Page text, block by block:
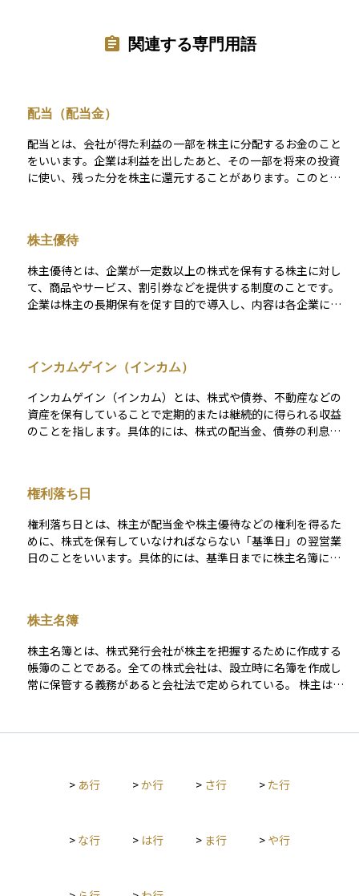
関連する専門用語
配当（配当金）
配当とは、会社が得た利益の一部を株主に分配するお金のこと
をいいます。企業は利益を出したあと、その一部を将来の投資
に使い、残った分を株主に還元することがあります。このとき
期は異なります。配当は企業からの「お礼」のようなもので、
株を長く持ち続ける理由の一つになることがあります。
株主優待
株主優待とは、企業が一定数以上の株式を保有する株主に対し
て、商品やサービス、割引券などを提供する制度のことです。
企業は株主の長期保有を促す目的で導入し、内容は各企業によ
インカムゲイン（インカム）
インカムゲイン（インカム）とは、株式や債券、不動産などの
資産を保有していることで定期的または継続的に得られる収益
のことを指します。具体的には、株式の配当金、債券の利息、
ンを重視する投資では、安定したキャッシュフローを得られる
ことが大きな魅力となります。例えば、株式の配当金は企業の
利益から支払われますが、企業の業績や配当方針に応じて増減
があるため、定期的なチェックが必要です。債券の利息は発行
体の信用力や金利情勢に大きく左右され、金利が上昇すると既
がかさんだりするリスクがあるほか、売却時の価格も景気や立
す。 これらのリスクを考慮する一方で、インカムゲインには安
定性というメリットがあります。資産を保有しているだけでも
定期的に資金が手に入り、再投資や生活費に回すことで資産形
定の収入を得られる可能性があるため、心理的な安心感につな
発行体の信用リスクや価格変動リスクが高まるケースも考えら
利上昇リスクが存在します。不動産投資では物件管理の手間や
権利落ち日
権利落ち日とは、株主が配当金や株主優待などの権利を得るた
めに、株式を保有していなければならない「基準日」の翌営業
日のことをいいます。具体的には、基準日までに株主名簿に名
れないため、注意が必要です。権利落ち日になると、配当や優
待分を織り込んで株価が下がることが一般的で、これを「権利
落ち」と呼びます。初心者にとっては日付のカウントがややこ
しく感じるかもしれませんが、配当を狙う際にはとても大切な
ポイントです。
株主名簿
株主名簿とは、株式発行会社が株主を把握するために作成する
帳簿のことである。全ての株式会社は、設立時に名簿を作成し
常に保管する義務があると会社法で定められている。 株主は株
> あ行 >か行 > さ行 > た行
> な行 > は行 > ま行 > や行